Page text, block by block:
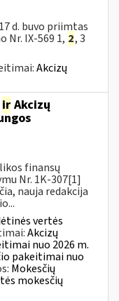
d. buvo priimtas
Nr. IX-569 1, 2, 3
Akcizų
ir Akcizų
finansų
Nr. 1K-307[1]
nauja redakcija
vertės
Akcizų
nuo 2026 m.
pakeitimai nuo
Mokesčių
mokesčių